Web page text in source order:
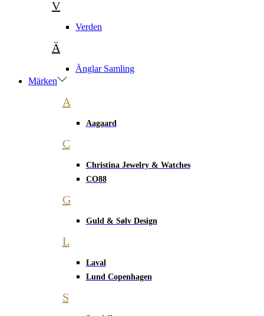
V
Verden
Ä
Änglar Samling
Märken
A
Aagaard
C
Christina Jewelry & Watches
CO88
G
Guld & Sølv Design
L
Laval
Lund Copenhagen
S